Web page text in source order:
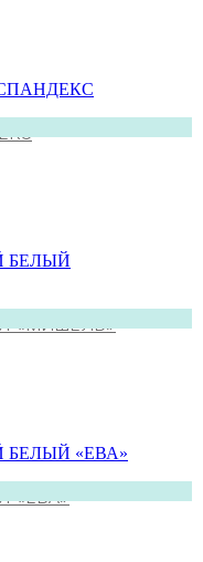
«МИШЕЛЬ»
«ЕВА»